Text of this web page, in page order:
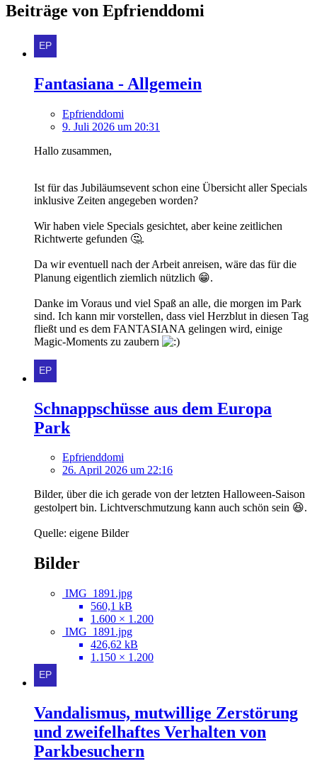
Beiträge von Epfrienddomi
Fantasiana - Allgemein
Epfrienddomi
9. Juli 2026 um 20:31
Hallo zusammen,
Ist für das Jubiläumsevent schon eine Übersicht aller Specials
inklusive Zeiten angegeben worden?
Wir haben viele Specials gesichtet, aber keine zeitlichen
Richtwerte gefunden 🤔.
Da wir eventuell nach der Arbeit anreisen, wäre das für die
Planung eigentlich ziemlich nützlich 😁.
Danke im Voraus und viel Spaß an alle, die morgen im Park
sind. Ich kann mir vorstellen, dass viel Herzblut in diesen Tag
fließt und es dem FANTASIANA gelingen wird, einige
Magic-Moments zu zaubern
Schnappschüsse aus dem Europa
Park
Epfrienddomi
26. April 2026 um 22:16
Bilder, über die ich gerade von der letzten Halloween-Saison
gestolpert bin. Lichtverschmutzung kann auch schön sein 😆.
Quelle: eigene Bilder
Bilder
IMG_1891.jpg
560,1 kB
1.600 × 1.200
IMG_1891.jpg
426,62 kB
1.150 × 1.200
Vandalismus, mutwillige Zerstörung
und zweifelhaftes Verhalten von
Parkbesuchern